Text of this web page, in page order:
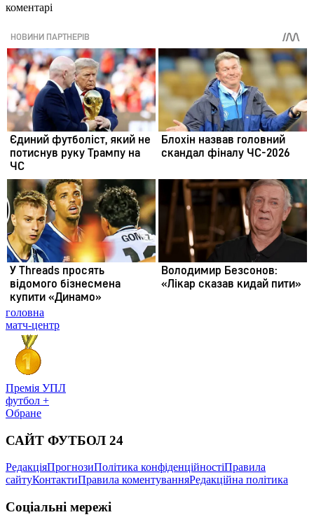
коментарі
головна
матч-центр
Премія УПЛ
футбол +
Обране
САЙТ ФУТБОЛ 24
РедакціяПрогнозиПолітика конфіденційностіПравила
сайтуКонтактиПравила коментуванняРедакційна політика
Соціальні мережі